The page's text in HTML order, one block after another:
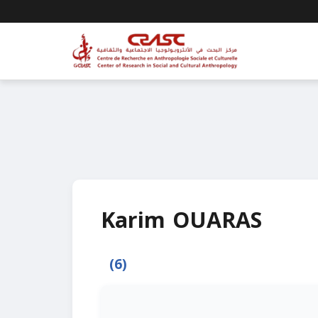
Karim OUARAS
(6)